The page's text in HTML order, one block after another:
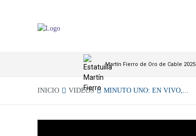
Martín Fierro de Oro de Cable 2025
INICIO VIDEOS MINUTO UNO: EN VIVO,...